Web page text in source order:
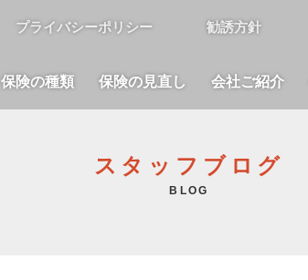
プライバシーポリシー 勧誘方針
保険の種類 保険の見直し 会社ご紹介
スタッフブログ
BLOG